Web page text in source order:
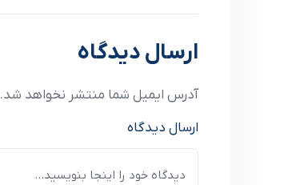
ارسال دیدگاه
آدرس ایمیل شما منتشر نخواهد شد.
ارسال دیدگاه